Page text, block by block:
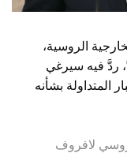
الروسية،
ردَّ فيه سيرغي
المتداولة بشأنه
لافروف